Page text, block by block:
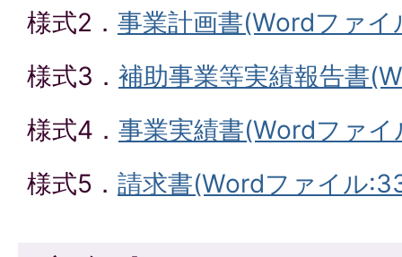
様式2． 事業計画書(Wordファイ
様式3． 補助事業等実績報告書
様式4． 事業実績書(Wordファイ
様式5． 請求書(Wordファイル